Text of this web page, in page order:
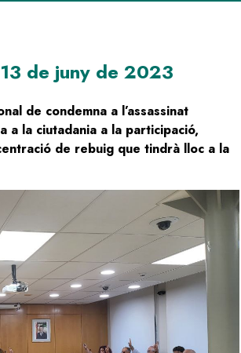
de juny de 2023
de condemna a l’assassinat
a la ciutadania a la participació,
de rebuig que tindrà lloc a la